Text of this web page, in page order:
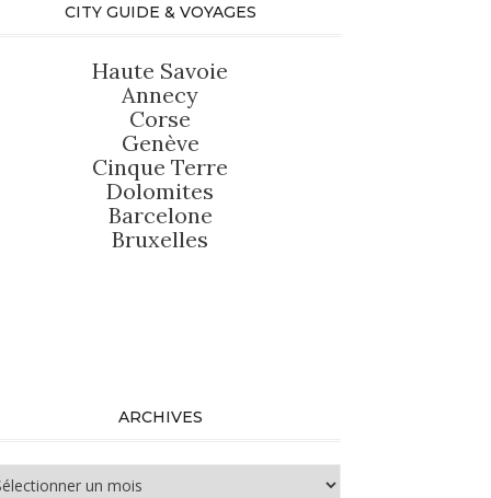
CITY GUIDE & VOYAGES
Haute Savoie
Annecy
Corse
Genève
Cinque Terre
Dolomites
Barcelone
Bruxelles
ARCHIVES